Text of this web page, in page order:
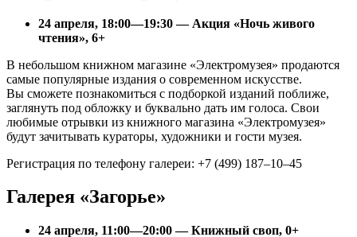
24 апреля, 18:00—19:30 — Акция «Ночь живого
чтения», 6+
В небольшом книжном магазине «Электромузея» продаются
самые популярные издания о современном искусстве.
Вы сможете познакомиться с подборкой изданий поближе,
заглянуть под обложку и буквально дать им голоса. Свои
любимые отрывки из книжного магазина «Электромузея»
будут зачитывать кураторы, художники и гости музея.
Регистрация по телефону галереи: +7 (499) 187–10–45
Галерея «Загорье»
24 апреля, 11:00—20:00 — Книжный своп, 0+